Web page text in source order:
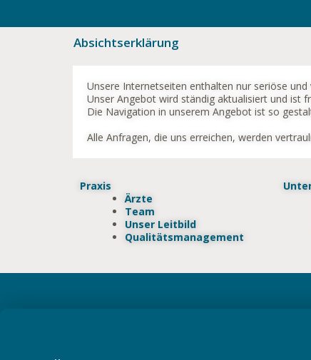
Absichtserklärung
Unsere Internetseiten enthalten nur seriöse
Unser Angebot wird ständig aktualisiert und ist
Die Navigation in unserem Angebot ist so
Alle Anfragen, die uns erreichen, werden
Praxis
Ärzte
Team
Unser Leitbild
Qualitätsmanagement